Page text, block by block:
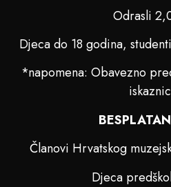
Odrasli
Djeca do 18 godina,
*napomena: Obavezno
Članovi Hrvatskog
Djeca